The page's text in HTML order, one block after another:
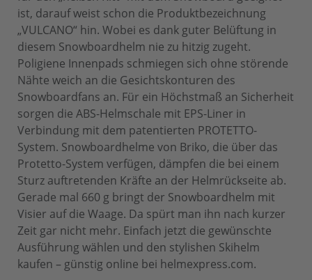
ist, darauf weist schon die Produktbezeichnung
„VULCANO“ hin. Wobei es dank guter Belüftung in
diesem Snowboardhelm nie zu hitzig zugeht.
Poligiene Innenpads schmiegen sich ohne störende
Nähte weich an die Gesichtskonturen des
Snowboardfans an. Für ein Höchstmaß an Sicherheit
sorgen die ABS-Helmschale mit EPS-Liner in
Verbindung mit dem patentierten PROTETTO-
System. Snowboardhelme von Briko, die über das
Protetto-System verfügen, dämpfen die bei einem
Sturz auftretenden Kräfte an der Helmrückseite ab.
Gerade mal 660 g bringt der Snowboardhelm mit
Visier auf die Waage. Da spürt man ihn nach kurzer
Zeit gar nicht mehr. Einfach jetzt die gewünschte
Ausführung wählen und den stylishen Skihelm
kaufen – günstig online bei helmexpress.com.